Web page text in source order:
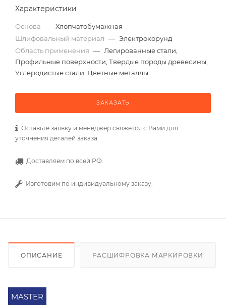
Характеристики
Основа — Хлопчатобумажная
Шлифовальный материал — Электрокорунд
Область применения — Легированные стали,
Профильные поверхности, Твердые породы древесины,
Углеродистые стали, Цветные металлы
ЗАКАЗАТЬ
Оставьте заявку и менеджер свяжется с Вами для
уточнения деталей заказа.
Доставляем по всей РФ.
Изготовим по индивидуальному заказу.
ОПИСАНИЕ РАСШИФРОВКА МАРКИРОВКИ
MASTER